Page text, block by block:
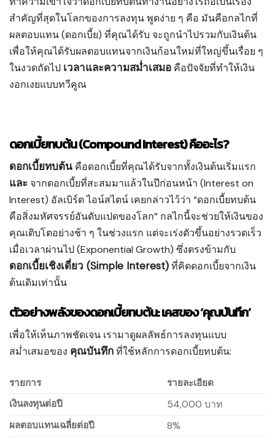
สำคัญที่สุดในโลกของการลงทุน พูดง่าย ๆ คือ มันคือกลไกที่
ผลตอบแทน (ดอกเบี้ย) ที่คุณได้รับ จะถูกนำไปรวมกับเงินต้น
เพื่อให้คุณได้รับผลตอบแทนจากเงินก้อนใหม่ที่ใหญ่ขึ้นเรื่อย ๆ
ในงวดถัดไป เวลาและความสม่ำเสมอ คือปัจจัยที่ทำให้เงิน
งอกเงยแบบทวีคูณ
ดอกเบี้ยทบต้น (Compound Interest) คืออะไร?
ดอกเบี้ยทบต้น คือดอกเบี้ยที่คุณได้รับจากทั้งเงินต้นเริ่มแรก
และ จากดอกเบี้ยที่สะสมมาแล้วในปีก่อนหน้า (Interest on
Interest) อัลเบิร์ต ไอน์สไตน์ เคยกล่าวไว้ว่า “ดอกเบี้ยทบต้น
คือสิ่งมหัศจรรย์อันดับแปดของโลก” กลไกนี้จะช่วยให้เงินของ
คุณเติบโตอย่างช้า ๆ ในช่วงแรก แต่จะเร่งตัวขึ้นอย่างรวดเร็ว
เมื่อเวลาผ่านไป (Exponential Growth) ซึ่งตรงข้ามกับ
ดอกเบี้ยเชิงเดี่ยว (Simple Interest)ที่คิดดอกเบี้ยจากเงิน
ต้นเดิมเท่านั้น
ตัวอย่างพลังของดอกเบี้ยทบต้น: เคสของ ‘คุณบันทึก’
เพื่อให้เห็นภาพชัดเจน เรามาดูผลลัพธ์การลงทุนแบบ
สม่ำเสมอของ คุณบันทึกที่ใช้หลักการดอกเบี้ยทบต้น:
รายการ
รายละเอียด
เงินลงทุนต่อปี
54,000 บาท
ผลตอบแทนเฉลี่ยต่อปี 8%